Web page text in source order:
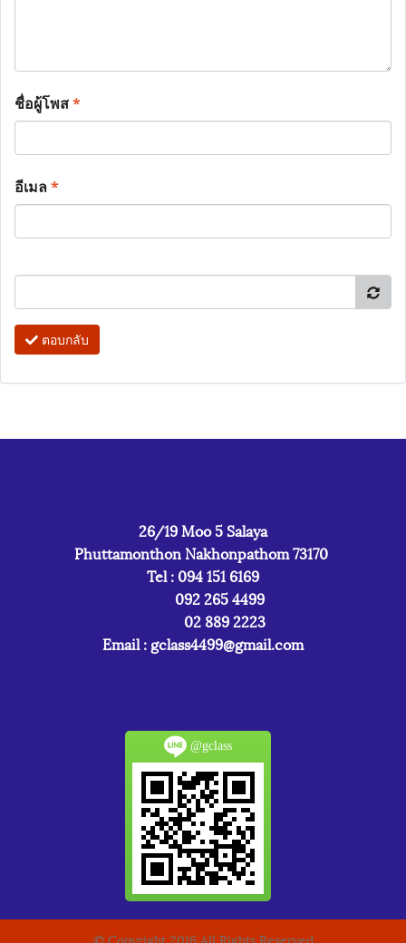
ชื่อผู้โพส*
อีเมล*
ตอบกลับ
26/19 Moo 5 Salaya
Phuttamonthon Nakhonpathom 73170
Tel : 094 151 6169
092 265 4499
02 889 2223
Email : gclass4499@gmail.com
@gclass